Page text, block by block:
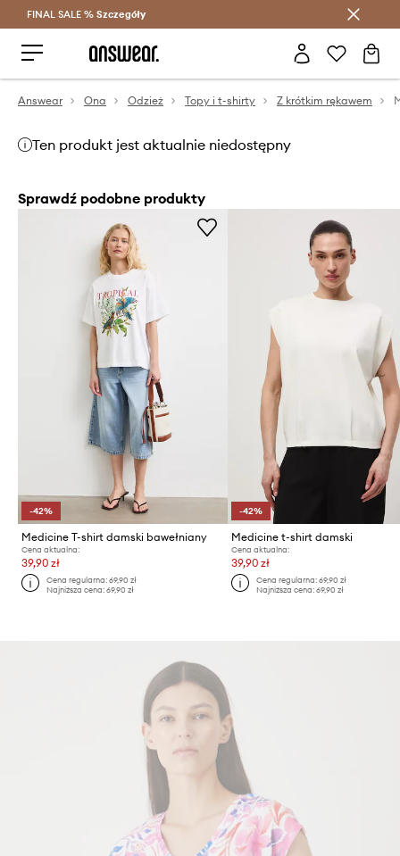
Oszczędzaj z Answear Club >
FINAL SALE % Szczegóły
Answear Ona Odzież Topy i t-shirty Z krótkim rękawem
Ten produkt jest aktualnie niedostępny
Sprawdź podobne produkty
-42%
Medicine T-shirt damski bawełniany
Cena aktualna:
39,90 zł
Cena regularna:69,90 zł
Najniższa cena:69,90 zł
-42%
Medicine t-shirt damski
Cena aktualna:
39,90 zł
Cena regularna: 69,90 zł
Najniższa cena: 69,90 zł